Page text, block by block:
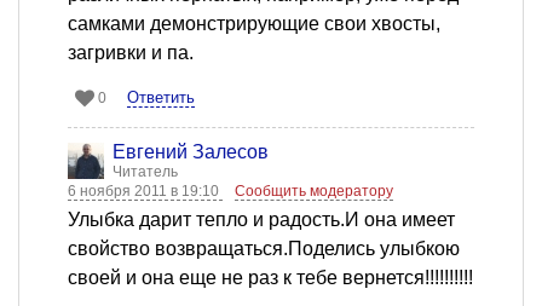
самками демонстрирующие свои хвосты,
загривки и па.
0 Ответить
Евгений Залесов
Читатель
6 ноября 2011 в 19:10
Сообщить модератору
Улыбка дарит тепло и радость.И она имеет
свойство возвращаться.Поделись улыбкою
своей и она еще не раз к тебе вернется!!!!!!!!!!